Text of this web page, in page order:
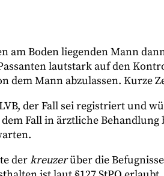
am Boden liegenden Mann
lautstark auf den
dem Mann abzulassen. Kurze
der Fall sei registriert und
Fall in ärztliche Behandlung
derkreuzerüber die